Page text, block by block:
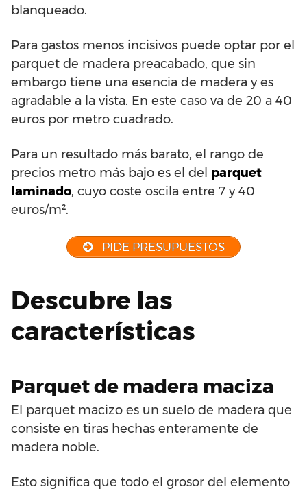
blanqueado.
Para gastos menos incisivos puede optar por el
parquet de madera preacabado, que sin
embargo tiene una esencia de madera y es
agradable a la vista. En este caso va de 20 a 40
euros por metro cuadrado.
Para un resultado más barato, el rango de
precios metro más bajo es el del parquet
laminado, cuyo coste oscila entre 7 y 40
euros/m².
PIDE PRESUPUESTOS
Descubre las
características
Parquet de madera maciza
El parquet macizo es un suelo de madera que
consiste en tiras hechas enteramente de
madera noble.
Esto significa que todo el grosor del elemento